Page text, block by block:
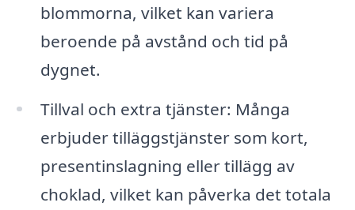
blommorna, vilket kan variera
beroende på avstånd och tid på
dygnet.
Tillval och extra tjänster: Många
erbjuder tilläggstjänster som kort,
presentinslagning eller tillägg av
choklad, vilket kan påverka det totala